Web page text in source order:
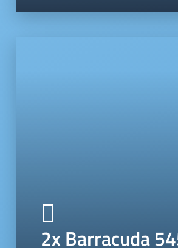
2x Barracuda